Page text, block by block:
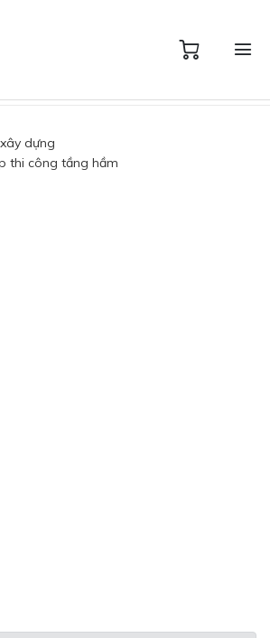
dựng
thi công tầng hầm